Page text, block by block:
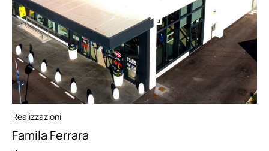
Realizzazioni
Famila Ferrara